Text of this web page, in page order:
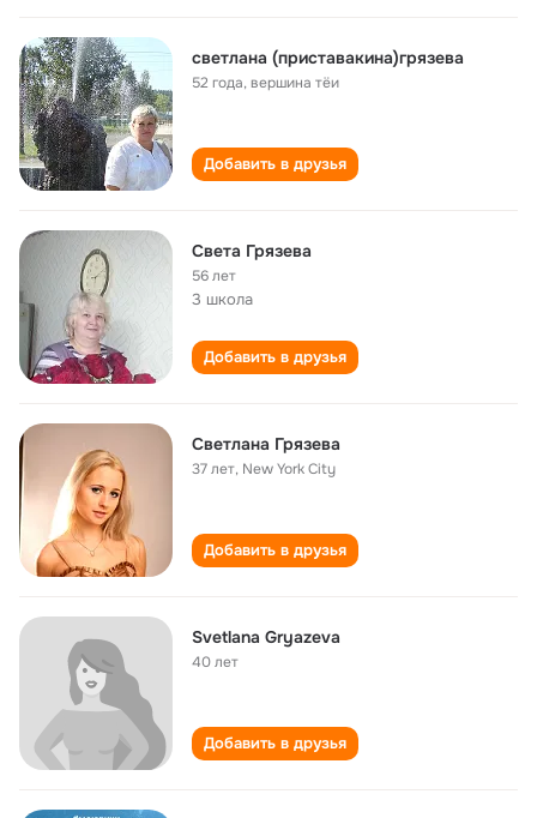
светлана (приставакина)грязева
52 года,вершина тёи
Добавить в друзья
Света Грязева
56 лет
3 школа
Добавить в друзья
Светлана Грязева
37 лет, New York City
Добавить в друзья
Svetlana Gryazeva
40 лет
Добавить в друзья